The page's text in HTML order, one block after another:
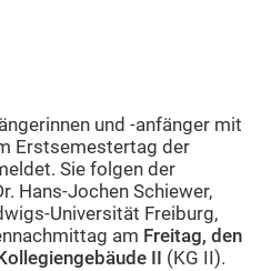
und -anfänger mit
Erstsemestertag der
Sie folgen der
Hans-Jochen Schiewer,
Universität Freiburg,
am Freitag, den
II (KG II).